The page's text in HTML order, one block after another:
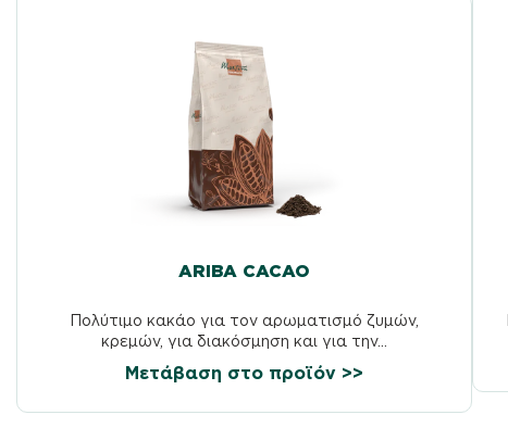
ARIBA CACAO
Πολύτιμο κακάο για τον αρωματισμό ζυμών,
κρεμών, για διακόσμηση και για την...
Μετάβαση στο προϊόν >>